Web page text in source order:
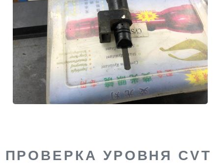
ПРОВЕРКА УРОВНЯ CVT